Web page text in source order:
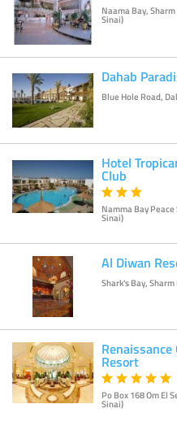
Naama Bay,
Sinai)
Dahab
Blue Hole Road,
Hotel
Club
Namma Bay Peace
Sinai)
Al Diwan
Shark's Bay,
Renaissance
Resort
Po Box 168 Om El
Sinai)